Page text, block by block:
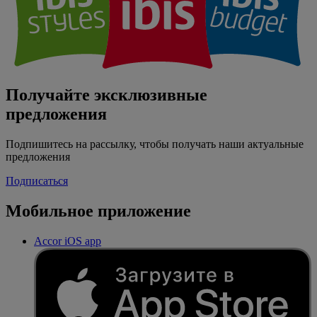
Получайте эксклюзивные
предложения
Подпишитесь на рассылку, чтобы получать наши актуальные
предложения
Подписаться
Мобильное приложение
Accor iOS app